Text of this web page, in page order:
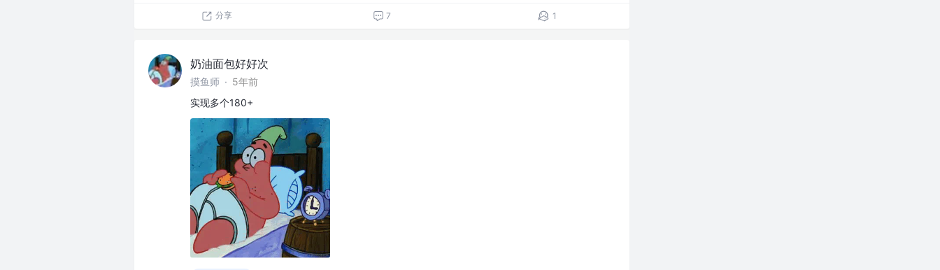
分享 7 1
奶油面包好好次
摸鱼师 · 5年前
实现多个180+